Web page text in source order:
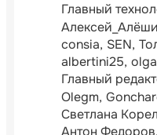
Главный
consia SEN
albertini25
Главный
Olegm
Светлана
Антон Федоров